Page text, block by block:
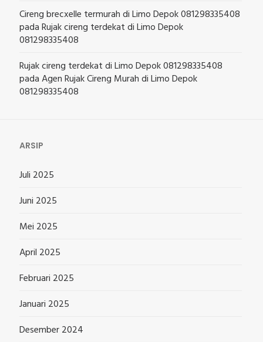
Cireng brecxelle termurah di Limo Depok 081298335408
padaRujak cireng terdekat di Limo Depok
081298335408
Rujak cireng terdekat di Limo Depok 081298335408
padaAgen Rujak Cireng Murah di Limo Depok
081298335408
ARSIP
Juli 2025
Juni 2025
Mei 2025
April 2025
Februari 2025
Januari 2025
Desember 2024